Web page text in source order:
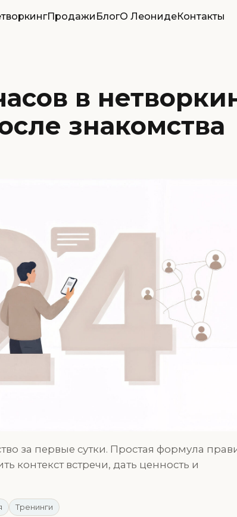
Продажи БлогО ЛеонидеКонтакты
в
знакомства
за первые сутки. Простая формула
контекст встречи, дать ценность и
Тренинги